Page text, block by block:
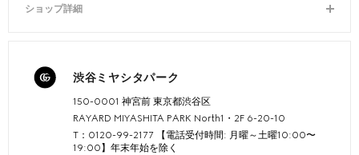
ショップ詳細
渋谷ミヤシタパーク
150-0001 神宮前 東京都渋谷区
RAYARD MIYASHITA PARK North1・2F 6-20-10
T：0120-99-2177 【電話受付時間: 月曜～土曜10:00〜
19:00】年末年始を除く